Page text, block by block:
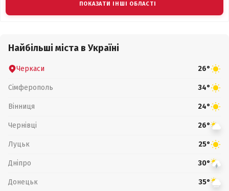
ПОКАЗАТИ ІНШІ ОБЛАСТІ
Найбільші міста в Україні
Черкаси 26°
Сімферополь 34°
Вінниця 24°
Чернівці 26°
Луцьк 25°
Дніпро 30°
Донецьк 35°